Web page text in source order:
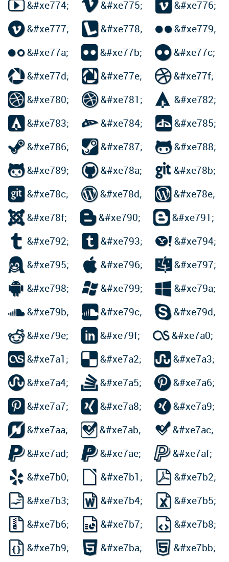
&#xe774; &#xe775;  &#xe776;
&#xe777;  &#xe778; &#xe779;
&#xe77a;  &#xe77b; &#xe77c;
&#xe77d;  &#xe77e; &#xe77f;
 &#xe780; &#xe781;  &#xe782;
 &#xe783; &#xe784;  &#xe785;
&#xe786;  &#xe787; &#xe788;
&#xe789; &#xe78a; &#xe78b;
 &#xe78c; &#xe78d;  &#xe78e;
&#xe78f; &#xe790;  &#xe791;
 &#xe792;  &#xe793; &#xe794;
 &#xe795;  &#xe796;  &#xe797;
 &#xe798; &#xe799;  &#xe79a;
&#xe79b; &#xe79c; &#xe79d;
&#xe79e;  &#xe79f; &#xe7a0;
 &#xe7a1;  &#xe7a2;  &#xe7a3;
&#xe7a4; &#xe7a5; &#xe7a6;
 &#xe7a7;  &#xe7a8; &#xe7a9;
&#xe7aa;  &#xe7ab; &#xe7ac;
&#xe7ad; &#xe7ae; &#xe7af;
 &#xe7b0;  &#xe7b1;  &#xe7b2;
 &#xe7b3;  &#xe7b4;  &#xe7b5;
 &#xe7b6;  &#xe7b7;  &#xe7b8;
 &#xe7b9;  &#xe7ba;  &#xe7bb;